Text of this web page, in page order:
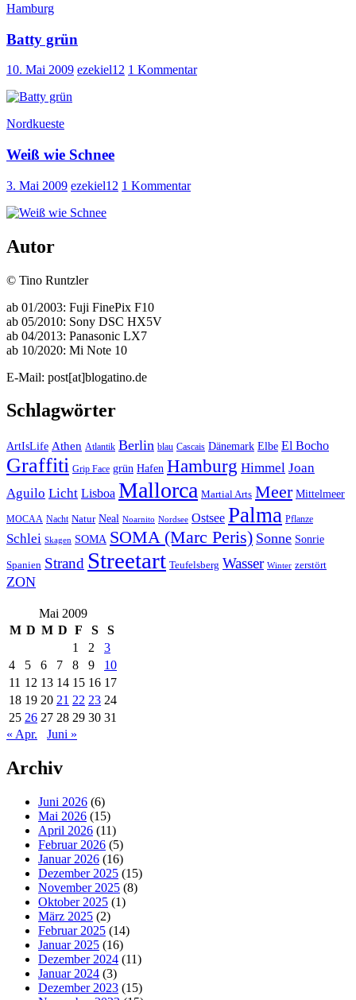
Hamburg
Batty grün
10. Mai 2009 ezekiel12 1 Kommentar
Nordkueste
Weiß wie Schnee
3. Mai 2009 ezekiel12 1 Kommentar
Autor
© Tino Runtzler
ab 01/2003: Fuji FinePix F10
ab 05/2010: Sony DSC HX5V
ab 04/2013: Panasonic LX7
ab 10/2020: Mi Note 10
E-Mail: post[at]blogatino.de
Schlagwörter
ArtIsLife Athen Atlantik Berlin blau Cascais Dänemark Elbe El Bocho
Graffiti Grip Face grün Hafen Hamburg Himmel Joan
Aguilo Licht Lisboa Mallorca Martial Arts Meer Mittelmeer
MOCAA Nacht Natur Neal Noarnito Nordsee Ostsee Palma Pflanze
Schlei Skagen SOMA SOMA (Marc Peris) Sonne Sonrie
Spanien Strand Streetart Teufelsberg Wasser Winter zerstört
ZON
Mai 2009
M D M D F S
S
1
2
3
4
5 6 7 8 9
10
11 12 13 14 15 16 17
18 19 20 21 22 23 24
25 26 27 28 29 30 31
« Apr.
Juni »
Archiv
Juni 2026 (6)
Mai 2026 (15)
April 2026 (11)
Februar 2026 (5)
Januar 2026 (16)
Dezember 2025 (15)
November 2025 (8)
Oktober 2025 (1)
März 2025 (2)
Februar 2025 (14)
Januar 2025 (16)
Dezember 2024 (11)
Januar 2024 (3)
Dezember 2023 (15)